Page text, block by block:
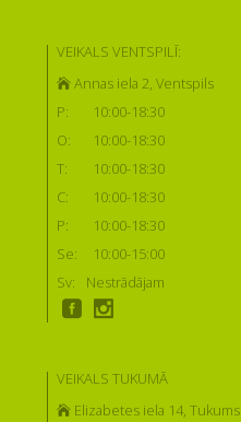
VEIKALS VENTSPILĪ:
Annas iela 2, Ventspils
P:
10:00-18:30
O:
10:00-18:30
T:
10:00-18:30
C:
10:00-18:30
P:
10:00-18:30
Se:
10:00-15:00
Sv:
Nestrādājam
VEIKALS TUKUMĀ
Elizabetes iela 14, Tukums